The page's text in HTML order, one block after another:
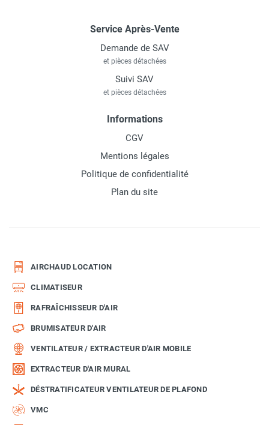
Service Après-Vente
Demande de SAV
et pièces détachées
Suivi SAV
et pièces détachées
Informations
CGV
Mentions légales
Politique de confidentialité
Plan du site
AIRCHAUD LOCATION
CLIMATISEUR
RAFRAÎCHISSEUR D'AIR
BRUMISATEUR D'AIR
VENTILATEUR / EXTRACTEUR D'AIR MOBILE
EXTRACTEUR D'AIR MURAL
DÉSTRATIFICATEUR VENTILATEUR DE PLAFOND
VMC